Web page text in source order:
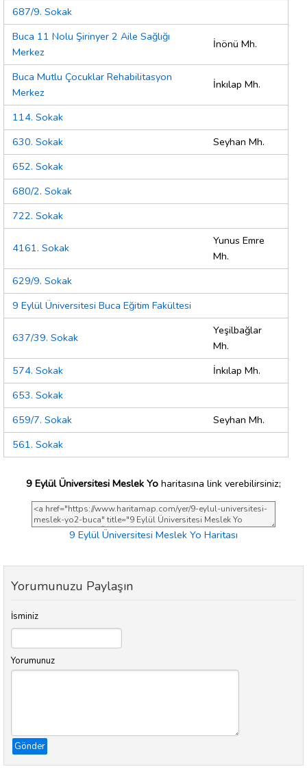
687/9. Sokak
Buca 11 Nolu Şirinyer 2 Aile Sağlığı
Merkez
İnönü Mh.
Buca Mutlu Çocuklar Rehabilitasyon
Merkez
İnkılap Mh.
114. Sokak
630. Sokak
Seyhan Mh.
652. Sokak
680/2. Sokak
722. Sokak
4161. Sokak
Yunus Emre
Mh.
629/9. Sokak
9 Eylül Üniversitesi Buca Eğitim Fakültesi
637/39. Sokak
Yeşilbağlar
Mh.
574. Sokak
İnkılap Mh.
653. Sokak
659/7. Sokak
Seyhan Mh.
561. Sokak
9 Eylül Üniversitesi Meslek Yo haritasına link verebilirsiniz;
9 Eylül Üniversitesi Meslek Yo Haritası
Yorumunuzu Paylaşın
İsminiz
Yorumunuz
Gönder